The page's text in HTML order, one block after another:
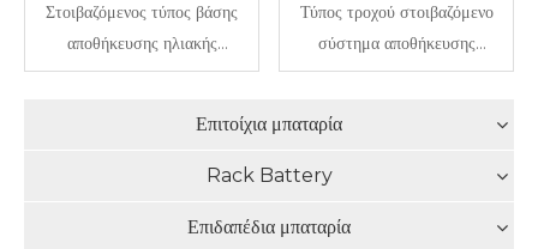
Στοιβαζόμενος τύπος βάσης
αποθήκευσης ηλιακής
μπαταρίας BESS
Τύπος τροχού στοιβαζόμενο
σύστημα αποθήκευσης
ενέργειας BESS LiFePO4
Επιτοίχια μπαταρία
Rack Battery
Επιδαπέδια μπαταρία